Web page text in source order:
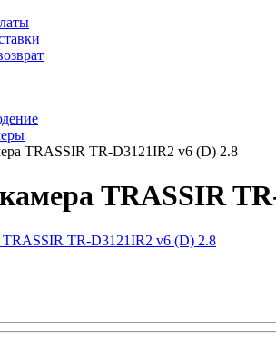
TRASSIR TR-D3121IR2 v6 (D) 2.8
TRASSIR